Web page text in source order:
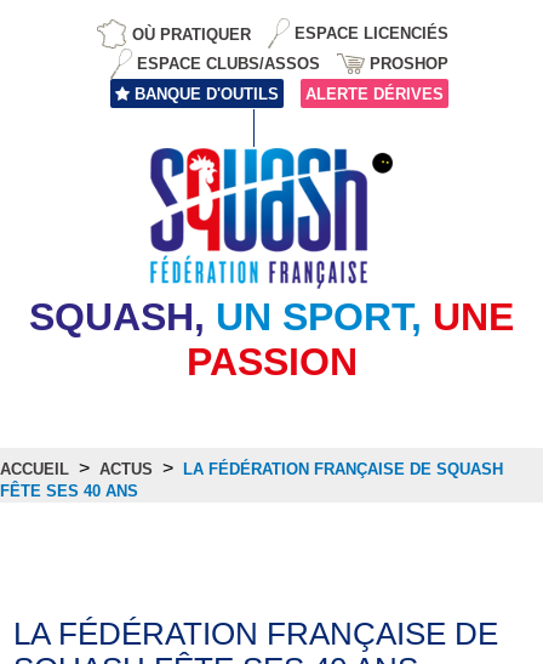
OÙ PRATIQUER
ESPACE LICENCIÉS
ESPACE CLUBS/ASSOS
PROSHOP
BANQUE D'OUTILS
ALERTE DÉRIVES
SQUASH, UN SPORT, UNE
PASSION
ACCUEIL > ACTUS > LA FÉDÉRATION FRANÇAISE DE SQUASH
FÊTE SES 40 ANS
LA FÉDÉRATION FRANÇAISE DE